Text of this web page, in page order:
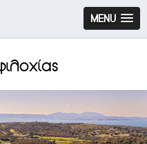
MENU